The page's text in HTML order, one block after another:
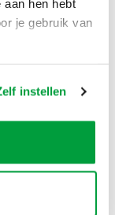
aan hen hebt
je gebruik van
instellen